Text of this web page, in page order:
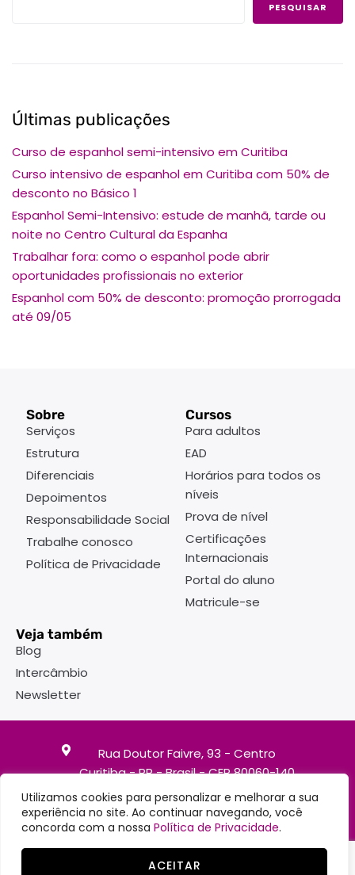
Utilizamos cookies para personalizar e melhorar a sua
experiência no site. Ao continuar navegando, você
concorda com a nossa Política de Privacidade.
ACEITAR
PESQUISAR
Últimas publicações
Curso de espanhol semi-intensivo em Curitiba
Curso intensivo de espanhol em Curitiba com 50% de
desconto no Básico 1
Espanhol Semi-Intensivo: estude de manhã, tarde ou
noite no Centro Cultural da Espanha
Trabalhar fora: como o espanhol pode abrir
oportunidades profissionais no exterior
Espanhol com 50% de desconto: promoção prorrogada
até 09/05
Sobre
Serviços
Estrutura
Diferenciais
Depoimentos
Responsabilidade Social
Trabalhe conosco
Política de Privacidade
Cursos
Para adultos
EAD
Horários para todos os
níveis
Prova de nível
Certificações
Internacionais
Portal do aluno
Matricule-se
Veja também
Blog
Intercâmbio
Newsletter
Rua Doutor Faivre, 93 - Centro
Curitiba - PR - Brasil - CEP 80060-140
(41)3363-7747
(41)98504-1195